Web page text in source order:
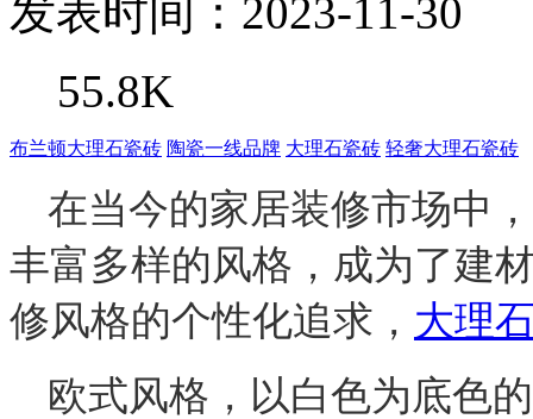
发表时间：2023-11-30
55.8K
布兰顿大理石瓷砖 陶瓷一线品牌 大理石瓷砖 轻奢大理石瓷砖
在当今的家居装修市场中
丰富多样的风格，成为了建
修风格的个性化追求， 大理
欧式风格， 以白色为底色